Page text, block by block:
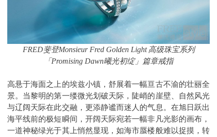
FRED斐登Monsieur Fred Golden Light 高级珠宝系列
「 Promising Dawn曦光初绽」篇章戒指
高悬于海面之上的埃兹小镇，舒展着一幅亘古不渝的壮丽全
景。当黎明的第一缕微光划破天际，陡峭的崖壁、自然风光
与辽阔天际在此交融，更添静谧而迷人的气息。在旭日跃出
海平线前的极短瞬间，开阔天际宛若一幅非凡光影的画布，
一道神秘绿光于其上悄然显现，如海市蜃楼般难以捉摸，转